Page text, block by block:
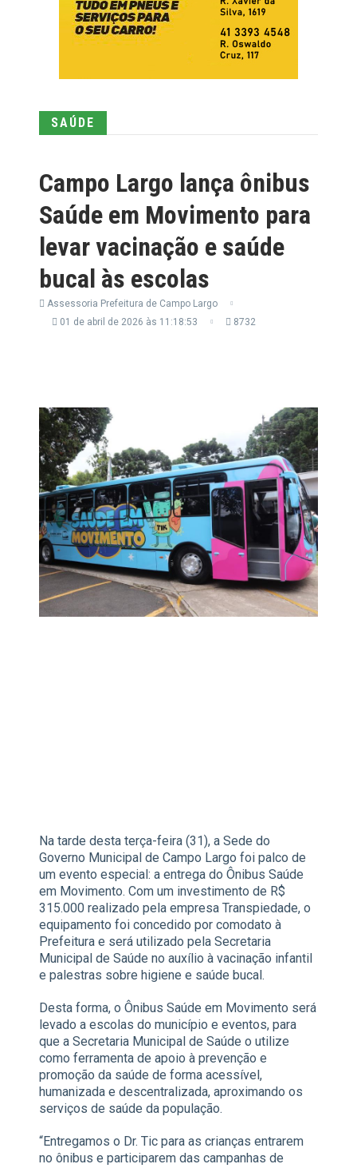
SAÚDE
Campo Largo lança ônibus
Saúde em Movimento para
levar vacinação e saúde
bucal às escolas
Assessoria Prefeitura de Campo Largo
01 de abril de 2026 às 11:18:53
8732
Na tarde desta terça-feira (31), a Sede do
Governo Municipal de Campo Largo foi palco de
um evento especial: a entrega do Ônibus Saúde
em Movimento. Com um investimento de R$
315.000 realizado pela empresa Transpiedade, o
equipamento foi concedido por comodato à
Prefeitura e será utilizado pela Secretaria
Municipal de Saúde no auxílio à vacinação infantil
e palestras sobre higiene e saúde bucal.
Desta forma, o Ônibus Saúde em Movimento será
levado a escolas do município e eventos, para
que a Secretaria Municipal de Saúde o utilize
como ferramenta de apoio à prevenção e
promoção da saúde de forma acessível,
humanizada e descentralizada, aproximando os
serviços de saúde da população.
“Entregamos o Dr. Tic para as crianças entrarem
no ônibus e participarem das campanhas de